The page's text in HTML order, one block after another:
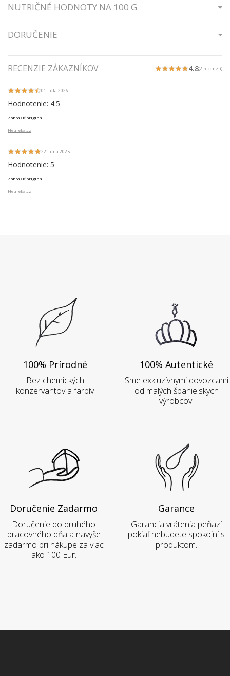
NUTRIČNÉ HODNOTY NA 100 G
DORUČENIE
RECENZIE ZÁKAZNÍKOV 4.8(2 recenzií)
01. júla 2026
Hodnotenie: 4.5
Zobraziť originál
Heureka.cz
22. júna 2025
Hodnotenie: 5
Zobraziť originál
Heureka.cz
100% Prírodné
Bez chemických
konzervantov a farbív
100% Autentické
Sme exkluzívnymi dovozcami
od malých španielskych
výrobcov.
Doručenie Zadarmo
Doručenie do druhého
pracovného dňa a navyše
zadarmo pri nákupe za viac
ako 100 Eur.
Garance
Garancia vrátenia peňazí
pokiaľ nebudete spokojní s
produktom.